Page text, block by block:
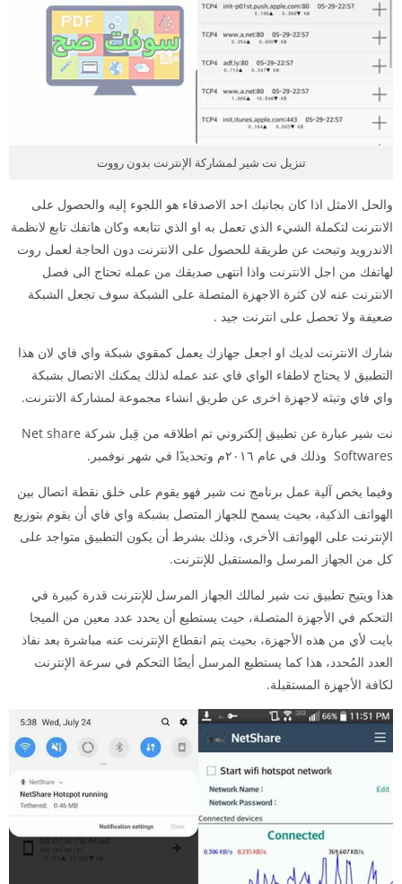
تنزيل نت شير لمشاركة الإنترنت بدون رووت
والحل الامثل اذا كان بجانبك احد الاصدقاء هو اللجوء إليه والحصول على
الانترنت لتكملة الشيء الذي تعمل به او الذي تتابعه وكان هاتفك تابع لانظمة
الاندرويد وتبحث عن طريقة للحصول على الانترنت دون الحاجة لعمل روت
لهاتفك من اجل الانترنت واذا انتهى صديقك من عمله تحتاج الى فصل
الانترنت عنه لان كثرة الاجهزة المتصلة على الشبكة سوف تجعل الشبكة
ضعيفة ولا تحصل على انترنت جيد .
شارك الانترنت لديك او اجعل جهازك يعمل كمقوي شبكة واي فاي لان هذا
التطبيق لا يحتاج لاطفاء الواي فاي عند عمله لذلك يمكنك الاتصال بشبكة
واي فاي وتبثه لاجهزة اخرى عن طريق انشاء مجموعة لمشاركة الانترنت.
نت شير عبارة عن تطبيق إلكتروني تم اطلاقه من قِبل شركة Net share
Softwares وذلك في عام ٢٠١٦م وتحديدًا في شهر نوفمبر.
وفيما يخص آلية عمل برنامج نت شير فهو يقوم على خلق نقطة اتصال بين
الهواتف الذكية، بحيث يسمح للجهاز المتصل بشبكة واي فاي أن يقوم بتوزيع
الإنترنت على الهواتف الأخرى، وذلك بشرط أن يكون التطبيق متواجد على
كل من الجهاز المرسل والمستقبل للإنترنت.
هذا ويتيح تطبيق نت شير لمالك الجهاز المرسل للإنترنت قدرة كبيرة في
التحكم في الأجهزة المتصلة، حيث يستطيع أن يحدد عدد معين من الميجا
بايت لأي من هذه الأجهزة، بحيث يتم انقطاع الإنترنت عنه مباشرة بعد نفاذ
العدد المُحدد، هذا كما يستطيع المرسل أيضًا التحكم في سرعة الإنترنت
لكافة الأجهزة المستقبلة.